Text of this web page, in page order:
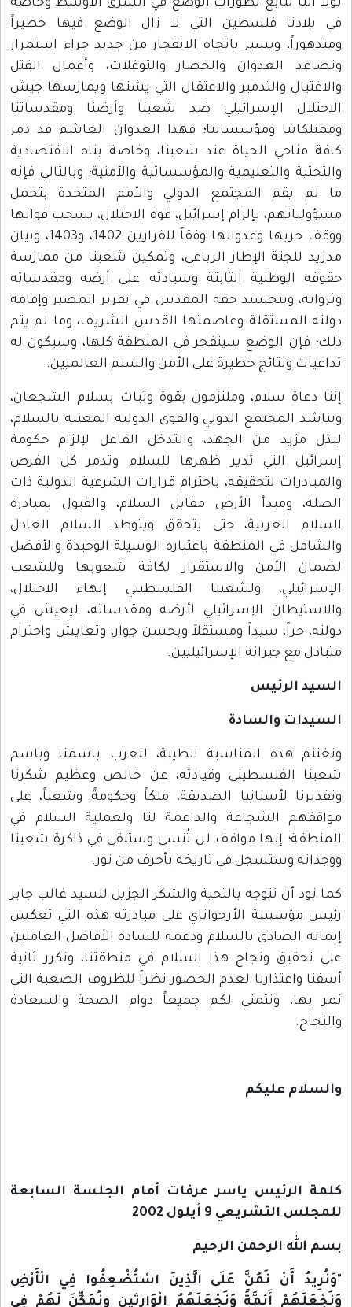
لولا أننا نتابع تطورات الوضع في الشرق الأوسط وخاصة
في بلادنا فلسطين التي لا زال الوضع فيها خطيراً
ومتدهوراً، ويسير باتجاه الانفجار من جديد جراء استمرار
وتصاعد العدوان والحصار والتوغلات، وأعمال القتل
والاغتيال والتدمير والاعتقال التي يشنها ويمارسها جيش
الاحتلال الإسرائيلي ضد شعبنا وأرضنا ومقدساتنا
وممتلكاتنا ومؤسساتنا؛ فهذا العدوان الغاشم قد دمر
كافة مناحي الحياة عند شعبنا، وخاصة بناه الاقتصادية
والتحتية والتعليمية والمؤسساتية والأمنية؛ وبالتالي فإنه
ما لم يقم المجتمع الدولي والأمم المتحدة بتحمل
مسؤولياتهم، بإلزام إسرائيل، قوة الاحتلال، بسحب قواتها
ووقف حربها وعدوانها وفقاً للقرارين 1402، و1403، وبيان
مدريد للجنة الإطار الرباعي، وتمكين شعبنا من ممارسة
حقوقه الوطنية الثابتة وسيادته على أرضه ومقدساته
وثرواته، وبتجسيد حقه المقدس في تقرير المصير وإقامة
دولته المستقلة وعاصمتها القدس الشريف، وما لم يتم
ذلك؛ فإن الوضع سيتفجر في المنطقة كلها، وسيكون له
تداعيات ونتائج خطيرة على الأمن والسلم العالميين.
إننا دعاة سلام، وملتزمون بقوة وثبات بسلام الشجعان،
ونناشد المجتمع الدولي والقوى الدولية المعنية بالسلام،
لبذل مزيد من الجهد، والتدخل الفاعل لإلزام حكومة
إسرائيل التي تدير ظهرها للسلام وتدمر كل الفرص
والمبادرات لتحقيقه، باحترام قرارات الشرعية الدولية ذات
الصلة، ومبدأ الأرض مقابل السلام، والقبول بمبادرة
السلام العربية، حتى يتحقق ويتوطد السلام العادل
والشامل في المنطقة باعتباره الوسيلة الوحيدة والأفضل
لضمان الأمن والاستقرار لكافة شعوبها وللشعب
الإسرائيلي، ولشعبنا الفلسطيني إنهاء الاحتلال،
والاستيطان الإسرائيلي لأرضه ومقدساته، ليعيش في
دولته، حراً، سيداً ومستقلاً وبحسن جوار، وتعايش واحترام
متبادل مع جيرانه الإسرائيليين.
السيد الرئيس
السيدات والسادة
ونغتنم هذه المناسبة الطيبة، لنعرب باسمنا وباسم
شعبنا الفلسطيني وقيادته، عن خالص وعظيم شكرنا
وتقديرنا لأسبانيا الصديقة، ملكاً وحكومةً وشعباً، على
مواقفهم الشجاعة والداعمة لنا ولعملية السلام في
المنطقة؛ إنها مواقف لن تُنسى وستبقى في ذاكرة شعبنا
ووجدانه وستسجل في تاريخه بأحرف من نور.
كما نود أن نتوجه بالتحية والشكر الجزيل للسيد غالب جابر
رئيس مؤسسة الأرجواناي على مبادرته هذه التي تعكس
إيمانه الصادق بالسلام ودعمه للسادة الأفاضل العاملين
على تحقيق ونجاح هذا السلام في منطقتنا، ونكرر ثانية
أسفنا واعتذارنا لعدم الحضور نظراً للظروف الصعبة التي
نمر بها، ونتمنى لكم جميعاً دوام الصحة والسعادة
والنجاح.
والسلام عليكم
كلمة الرئيس ياسر عرفات أمام الجلسة السابعة
للمجلس التشريعي 9 أيلول 2002
بسم الله الرحمن الرحيم
"وَنُرِيدُ أَنْ نَمُنَّ عَلَى الَّذِينَ اسْتُضْعِفُوا فِي الْأَرْضِ
وَنَجْعَلَهُمْ أَئِمَّةً وَنَجْعَلَهُمُ الْوَارِثِين ونُمَكِّنَ لَهُمْ فِي